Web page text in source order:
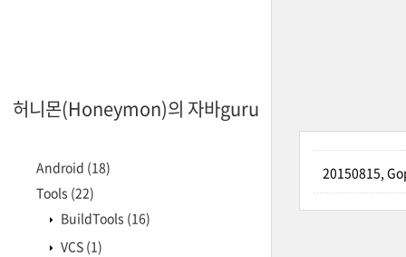
허니몬(Honeymon)의 자바guru
Android (18)
Tools (22)
BuildTools (16)
VCS (1)
20150815,